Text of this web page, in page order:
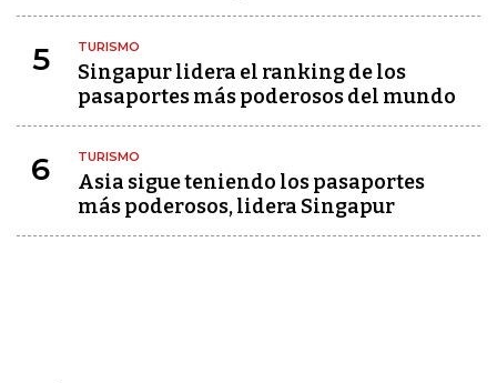
5 TURISMO
Singapur lidera el ranking de los
pasaportes más poderosos del mundo
6 TURISMO
Asia sigue teniendo los pasaportes
más poderosos, lidera Singapur